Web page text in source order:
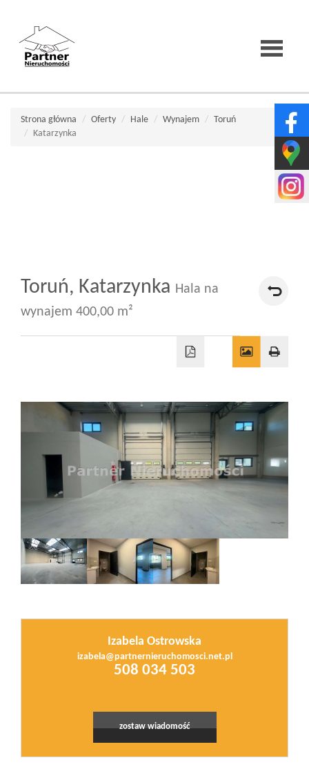
Strona
główna
Wirtualne
Wizyty
Notatnik
Blog
Strona główna Oferty Hale Wynajem
Toruń
Katarzynka
Toruń, Katarzynka Hala na
wynajem 400,00 m²
Izabela Ostrowska
izabela@partnernieruchomosci.net.pl
508 034 503
zostaw wiadomość